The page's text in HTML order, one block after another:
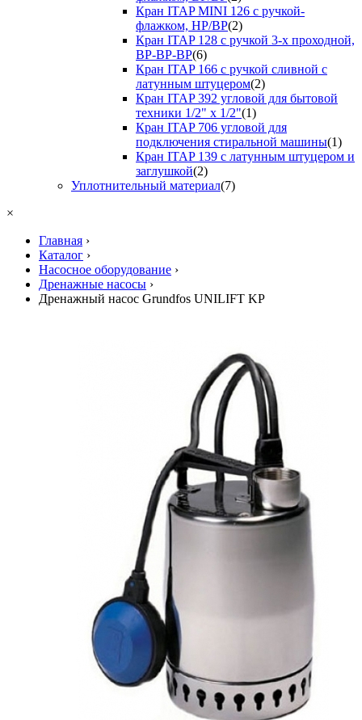
Кран ITAP MINI 126 с ручкой-
флажком, НР/ВР(2)
Кран ITAP 128 с ручкой 3-х проходной,
ВР-ВР-ВР(6)
Кран ITAP 166 с ручкой сливной с
латунным штуцером(2)
Кран ITAP 392 угловой для бытовой
техники 1/2" х 1/2"(1)
Кран ITAP 706 угловой для
подключения стиральной машины(1)
Кран ITAP 139 с латунным штуцером и
заглушкой(2)
Уплотнительный материал(7)
×
Главная ›
Каталог ›
Насосное оборудование ›
Дренажные насосы ›
Дренажный насос Grundfos UNILIFT KP